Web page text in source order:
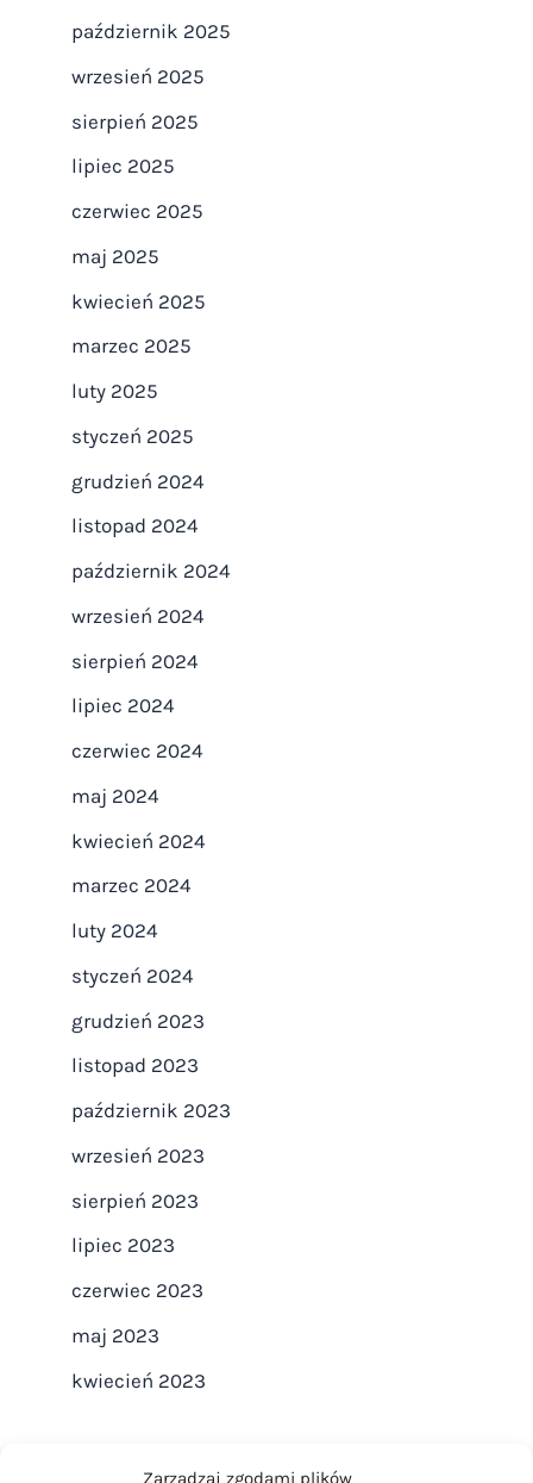
Zarządzaj zgodami plików
październik 2025
wrzesień 2025
sierpień 2025
lipiec 2025
czerwiec 2025
maj 2025
kwiecień 2025
marzec 2025
luty 2025
styczeń 2025
grudzień 2024
listopad 2024
październik 2024
wrzesień 2024
sierpień 2024
lipiec 2024
czerwiec 2024
maj 2024
kwiecień 2024
marzec 2024
luty 2024
styczeń 2024
grudzień 2023
listopad 2023
październik 2023
wrzesień 2023
sierpień 2023
lipiec 2023
czerwiec 2023
maj 2023
kwiecień 2023